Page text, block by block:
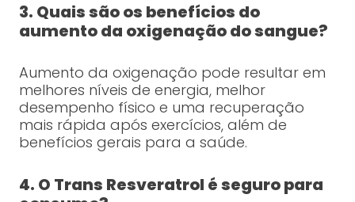
3. Quais são os benefícios do
aumento da oxigenação do sangue?
Aumento da oxigenação pode resultar em
melhores níveis de energia, melhor
desempenho físico e uma recuperação
mais rápida após exercícios, além de
benefícios gerais para a saúde.
4. O Trans Resveratrol é seguro para